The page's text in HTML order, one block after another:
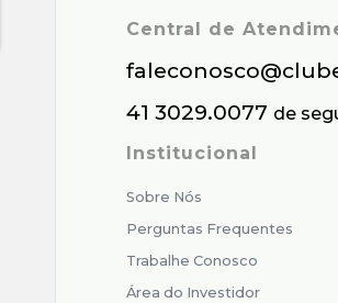
Central de
41 3029.0077 de
Institucional
Sobre Nós
Perguntas Frequentes
Trabalhe Conosco
Área do Investidor